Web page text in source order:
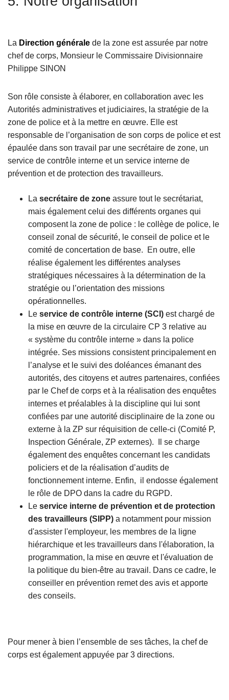
La Direction générale de la zone est assurée par notre
chef de corps, Monsieur le Commissaire Divisionnaire
Philippe SINON
Son rôle consiste à élaborer, en collaboration avec les
Autorités administratives et judiciaires, la stratégie de la
zone de police et à la mettre en œuvre. Elle est
responsable de l’organisation de son corps de police et est
épaulée dans son travail par une secrétaire de zone, un
service de contrôle interne et un service interne de
prévention et de protection des travailleurs.
La secrétaire de zone assure tout le secrétariat,
mais également celui des différents organes qui
composent la zone de police : le collège de police, le
conseil zonal de sécurité, le conseil de police et le
comité de concertation de base. En outre, elle
réalise également les différentes analyses
stratégiques nécessaires à la détermination de la
stratégie ou l’orientation des missions
opérationnelles.
Le service de contrôle interne (SCI) est chargé de
la mise en œuvre de la circulaire CP 3 relative au
« système du contrôle interne » dans la police
intégrée. Ses missions consistent principalement en
l’analyse et le suivi des doléances émanant des
autorités, des citoyens et autres partenaires, confiées
par le Chef de corps et à la réalisation des enquêtes
internes et préalables à la discipline qui lui sont
confiées par une autorité disciplinaire de la zone ou
externe à la ZP sur réquisition de celle-ci (Comité P,
Inspection Générale, ZP externes). Il se charge
également des enquêtes concernant les candidats
policiers et de la réalisation d’audits de
fonctionnement interne. Enfin, il endosse également
le rôle de DPO dans la cadre du RGPD.
Le service interne de prévention et de protection
des travailleurs (SIPP) a notamment pour mission
d'assister l'employeur, les membres de la ligne
hiérarchique et les travailleurs dans l'élaboration, la
programmation, la mise en œuvre et l'évaluation de
la politique du bien-être au travail. Dans ce cadre, le
conseiller en prévention remet des avis et apporte
des conseils.
Pour mener à bien l’ensemble de ses tâches, la chef de
corps est également appuyée par 3 directions.